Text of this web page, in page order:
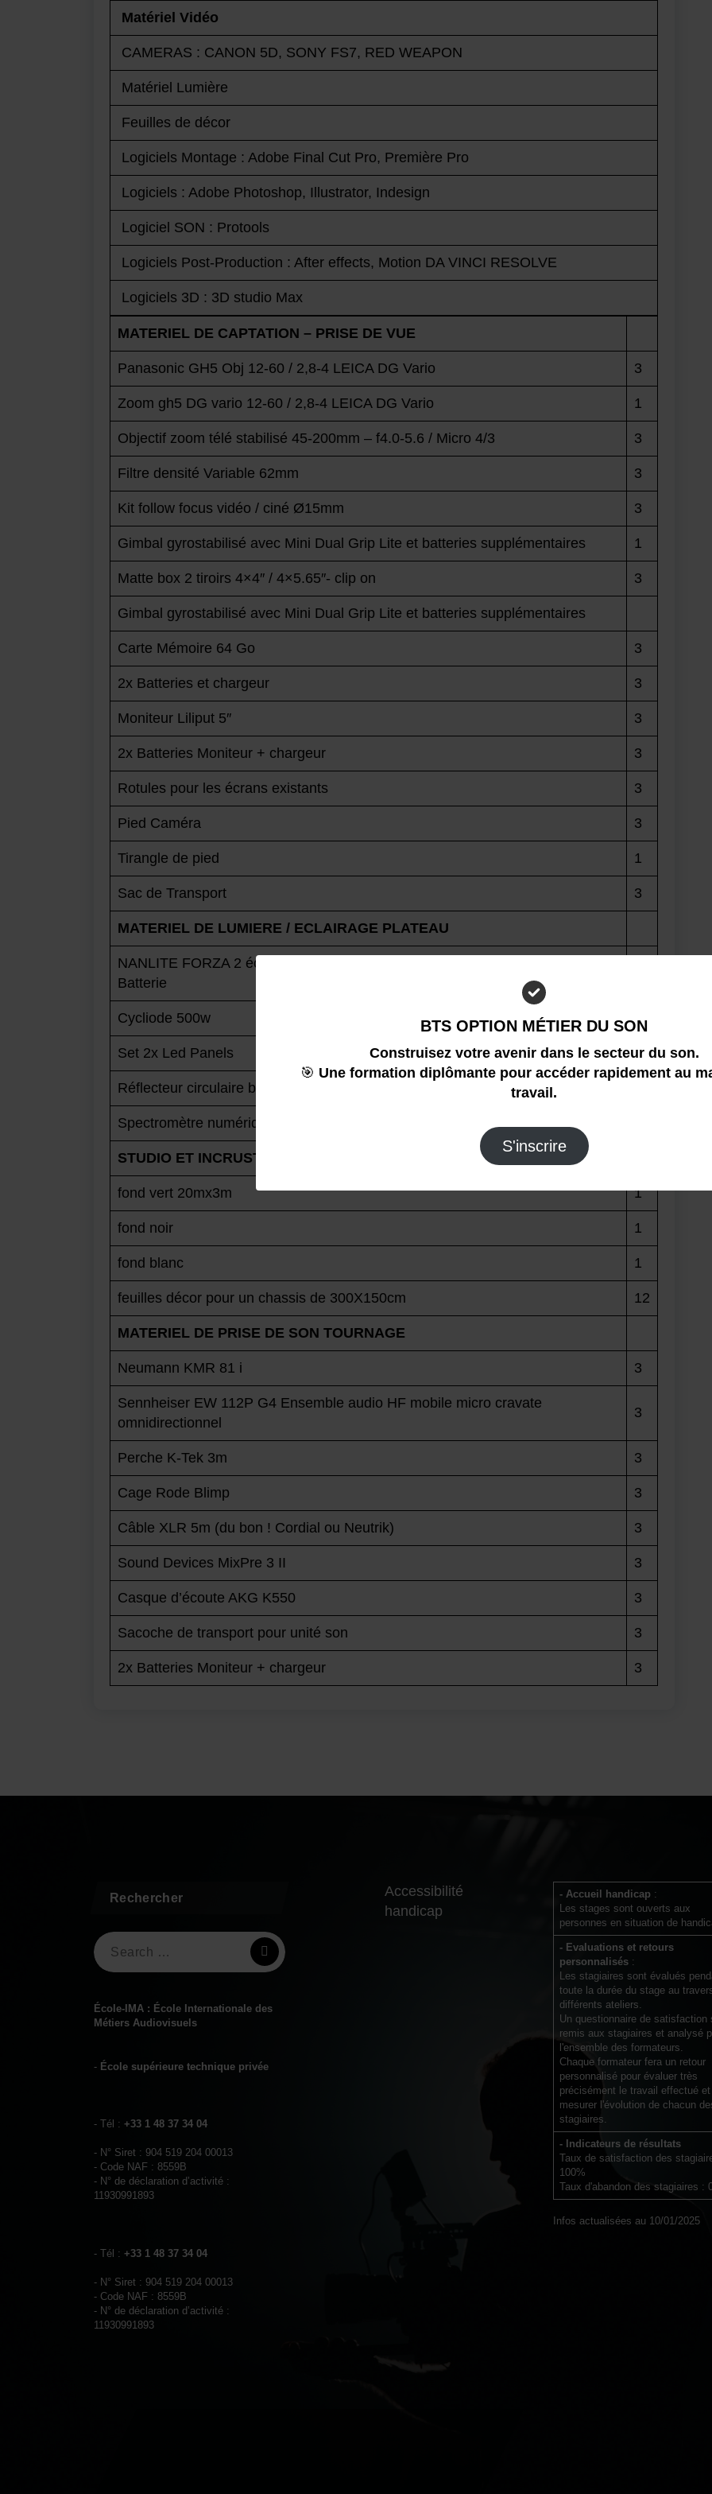
BTS OPTION MÉTIER DU SON
Construisez votre avenir dans le secteur du son.
🎯 Une formation diplômante pour accéder rapidement au
travail.
S'inscrire
Matériel Vidéo
CAMERAS : CANON 5D, SONY FS7, RED WEAPON
Matériel Lumière
Feuilles de décor
Logiciels Montage : Adobe Final Cut Pro, Première Pro
Logiciels : Adobe Photoshop, Illustrator, Indesign
Logiciel SON : Protools
Logiciels Post-Production : After effects, Motion DA VINCI RESOLVE
Logiciels 3D : 3D studio Max
MATERIEL DE CAPTATION – PRISE DE VUE
Panasonic GH5 Obj 12-60 / 2,8-4 LEICA DG Vario 3
Zoom gh5 DG vario 12-60 / 2,8-4 LEICA DG Vario 1
Objectif zoom télé stabilisé 45-200mm – f4.0-5.6 / Micro 4/3 3
Filtre densité Variable 62mm 3
Kit follow focus vidéo / ciné Ø15mm 3
Gimbal gyrostabilisé avec Mini Dual Grip Lite et batteries supplémentaires 1
Matte box 2 tiroirs 4×4″ / 4×5.65″- clip on 3
Gimbal gyrostabilisé avec Mini Dual Grip Lite et batteries supplémentaires
Carte Mémoire 64 Go 3
2x Batteries et chargeur 3
Moniteur Liliput 5″ 3
2x Batteries Moniteur + chargeur 3
Rotules pour les écrans existants 3
Pied Caméra 3
Tirangle de pied 1
Sac de Transport 3
MATERIEL DE LUMIERE / ECLAIRAGE PLATEAU
NANLITE FORZA 2 éclairages led COB 300W – 5600K° – DMX – Secteur /
Batterie
Cycliode 500w 3
Set 2x Led Panels 3
Réflecteur circulaire blanc/argent 75 cm
Spectromètre numérique photo et vidéo
STUDIO ET INCRUSTATION
fond vert 20mx3m 1
fond noir 1
fond blanc 1
feuilles décor pour un chassis de 300X150cm 12
MATERIEL DE PRISE DE SON TOURNAGE
Neumann KMR 81 i 3
Sennheiser EW 112P G4 Ensemble audio HF mobile micro cravate
omnidirectionnel
3
Perche K-Tek 3m 3
Cage Rode Blimp 3
Câble XLR 5m (du bon ! Cordial ou Neutrik) 3
Sound Devices MixPre 3 II 3
Casque d’écoute AKG K550 3
Sacoche de transport pour unité son 3
2x Batteries Moniteur + chargeur 3
Rechercher
Search
for:
École-IMA : École Internationale des
Métiers Audiovisuels
- École supérieure technique privée
- Tél : +33 1 48 37 34 04
- N° Siret : 904 519 204 00013
- Code NAF : 8559B
- N° de déclaration d’activité :
11930991893
- Tél : +33 1 48 37 34 04
- N° Siret : 904 519 204 00013
- Code NAF : 8559B
- N° de déclaration d’activité :
11930991893
Accessibilité
handicap
- Accueil handicap :
Les stages sont ouverts aux
personnes en situation de
- Evaluations et retours
personnalisés:
Les stagiaires sont évalués
toute la durée du stage au
différents ateliers.
Un questionnaire de satisfaction
remis aux stagiaires et analysé
l'ensemble des formateurs.
Chaque formateur fera un retour
personnalisé pour évaluer très
précisément le travail effectué et
mesurer l'évolution de chacun
stagiaires.
- Indicateurs de résultats
Taux de satisfaction des
100%
Taux d'abandon des stagiaires :
Infos actualisées au 10/01/2025